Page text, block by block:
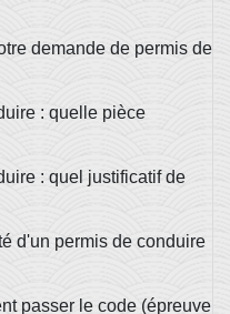
demande de permis de
: quelle pièce
: quel justificatif de
d'un permis de conduire
passer le code (épreuve